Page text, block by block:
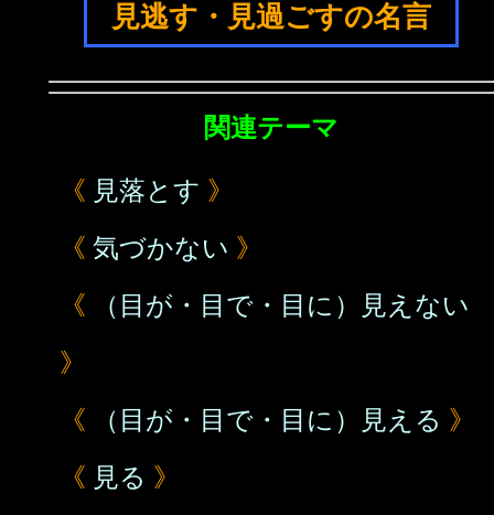
見逃す・見過ごすの名言
関連テーマ
《 見落とす 》
《 気づかない 》
《
（目が・目で・目に）見えない
》
《
（目が・目で・目に）見える 》
《 見る 》